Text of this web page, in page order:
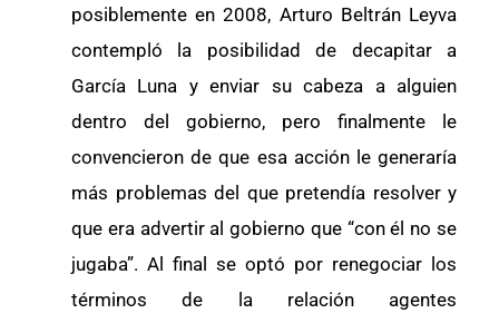
posiblemente en 2008, Arturo Beltrán Leyva
contempló la posibilidad de decapitar a
García Luna y enviar su cabeza a alguien
dentro del gobierno, pero finalmente le
convencieron de que esa acción le generaría
más problemas del que pretendía resolver y
que era advertir al gobierno que “con él no se
jugaba”. Al final se optó por renegociar los
términos de la relación agentes